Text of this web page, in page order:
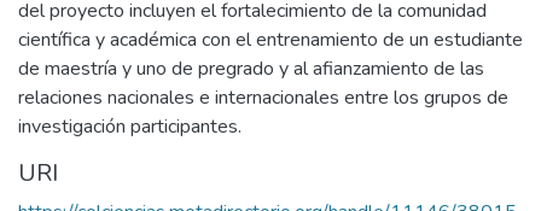
del proyecto incluyen el fortalecimiento de la comunidad
científica y académica con el entrenamiento de un estudiante
de maestría y uno de pregrado y al afianzamiento de las
relaciones nacionales e internacionales entre los grupos de
investigación participantes.
URI